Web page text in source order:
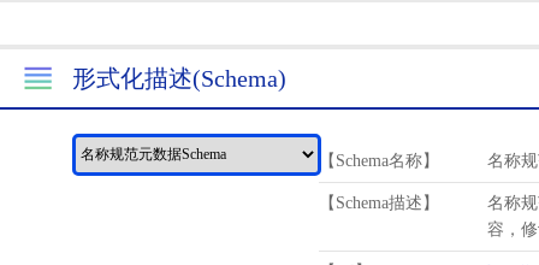
形式化描述(Schema)
【Schema名称】 名称规
【Schema描述】
名称
容，